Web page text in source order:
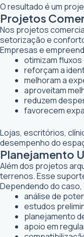
O resultado é um
Projetos
Nos projetos
setorização e
Empresas e
otimizam
reforçam a
melhoram a
aproveitam
reduzem
favorecem
Lojas, escritórios,
desempenho do
Planejamento
Além dos projetos
terrenos. Esse
Dependendo do
análise de
estudos
planejamento
apoio em